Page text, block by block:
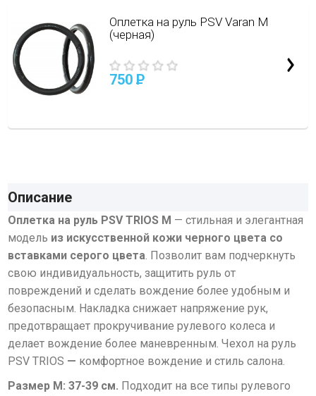
Оплетка на руль PSV Varan M
(черная)
750 P
Описание
Оплетка на руль PSV TRIOS M — стильная и элегантная
модель из искусственной кожи черного цвета со
вставками серого цвета. Позволит вам подчеркнуть
свою индивидуальность, защитить руль от
повреждений и сделать вождение более удобным и
безопасным. Накладка снижает напряжение рук,
предотвращает прокручивание рулевого колеса и
делает вождение более маневренным. Чехол на руль
PSV TRIOS — комфортное вождение и стиль салона.
Размер M: 37-39 см. Подходит на все типы рулевого